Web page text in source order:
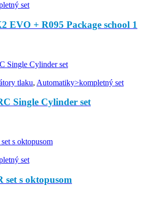
set
EVO + R095 Package school 1
tlaku, Automatiky>kompletný set
Single Cylinder set
set
set s oktopusom